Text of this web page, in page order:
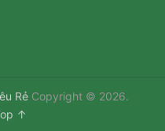
RẻCopyright © 2026.
↑